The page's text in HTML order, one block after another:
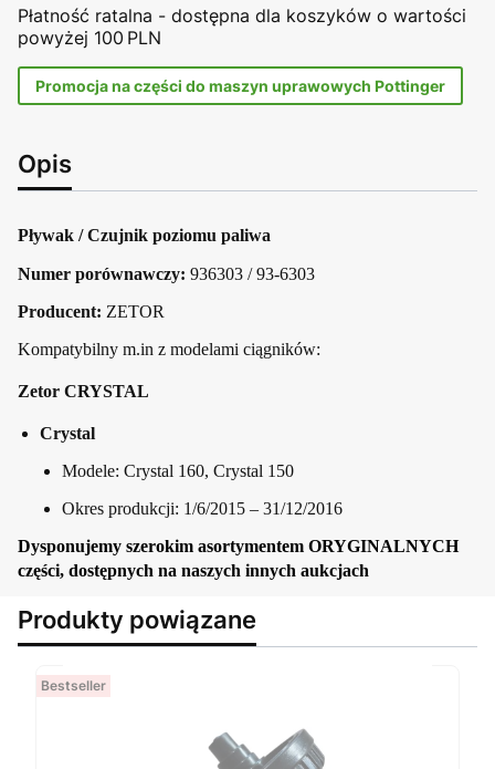
Płatność ratalna - dostępna dla koszyków o wartości
powyżej 100 PLN
Promocja na części do maszyn uprawowych Pottinger
Opis
Pływak / Czujnik poziomu paliwa
Numer porównawczy: 936303 / 93-6303
Producent: ZETOR
Kompatybilny m.in z modelami ciągników:
Zetor CRYSTAL
Crystal
Modele: Crystal 160, Crystal 150
Okres produkcji: 1/6/2015 – 31/12/2016
Dysponujemy szerokim asortymentem ORYGINALNYCH
części, dostępnych na naszych innych aukcjach
Produkty powiązane
Bestseller